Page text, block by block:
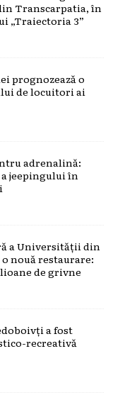
Transcarpatia, în
„Traiectoria 3”
prognozează o
de locuitori ai
adrenalină:
jeepingului în
a Universității din
nouă restaurare:
de grivne
a fost
recreativă